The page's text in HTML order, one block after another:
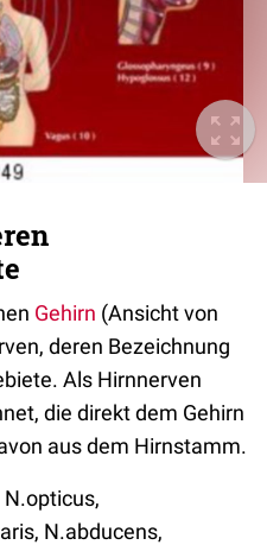
Gehirn (Ansicht von
deren Bezeichnung
Als Hirnnerven
die direkt dem Gehirn
aus dem Hirnstamm.
N.abducens,